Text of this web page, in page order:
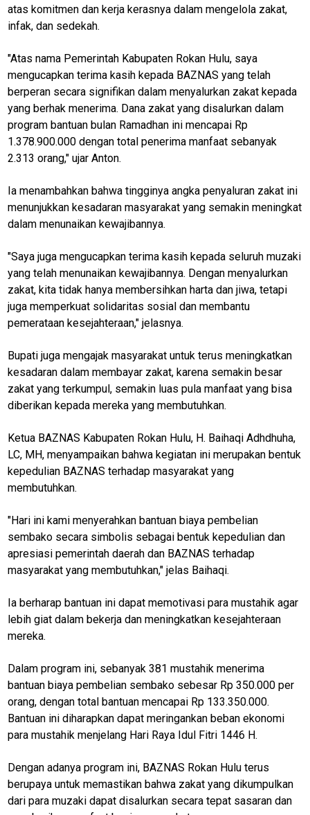
atas komitmen dan kerja kerasnya dalam mengelola zakat,
infak, dan sedekah.
"Atas nama Pemerintah Kabupaten Rokan Hulu, saya
mengucapkan terima kasih kepada BAZNAS yang telah
berperan secara signifikan dalam menyalurkan zakat kepada
yang berhak menerima. Dana zakat yang disalurkan dalam
program bantuan bulan Ramadhan ini mencapai Rp
1.378.900.000 dengan total penerima manfaat sebanyak
2.313 orang," ujar Anton.
Ia menambahkan bahwa tingginya angka penyaluran zakat ini
menunjukkan kesadaran masyarakat yang semakin meningkat
dalam menunaikan kewajibannya.
"Saya juga mengucapkan terima kasih kepada seluruh muzaki
yang telah menunaikan kewajibannya. Dengan menyalurkan
zakat, kita tidak hanya membersihkan harta dan jiwa, tetapi
juga memperkuat solidaritas sosial dan membantu
pemerataan kesejahteraan," jelasnya.
Bupati juga mengajak masyarakat untuk terus meningkatkan
kesadaran dalam membayar zakat, karena semakin besar
zakat yang terkumpul, semakin luas pula manfaat yang bisa
diberikan kepada mereka yang membutuhkan.
Ketua BAZNAS Kabupaten Rokan Hulu, H. Baihaqi Adhdhuha,
LC, MH, menyampaikan bahwa kegiatan ini merupakan bentuk
kepedulian BAZNAS terhadap masyarakat yang
membutuhkan.
"Hari ini kami menyerahkan bantuan biaya pembelian
sembako secara simbolis sebagai bentuk kepedulian dan
apresiasi pemerintah daerah dan BAZNAS terhadap
masyarakat yang membutuhkan," jelas Baihaqi.
Ia berharap bantuan ini dapat memotivasi para mustahik agar
lebih giat dalam bekerja dan meningkatkan kesejahteraan
mereka.
Dalam program ini, sebanyak 381 mustahik menerima
bantuan biaya pembelian sembako sebesar Rp 350.000 per
orang, dengan total bantuan mencapai Rp 133.350.000.
Bantuan ini diharapkan dapat meringankan beban ekonomi
para mustahik menjelang Hari Raya Idul Fitri 1446 H.
Dengan adanya program ini, BAZNAS Rokan Hulu terus
berupaya untuk memastikan bahwa zakat yang dikumpulkan
dari para muzaki dapat disalurkan secara tepat sasaran dan
M
N
Home
kabupaten
rokan hulu
W
Guide
Money
Liputan
Real
Gadget
Guide
Food
Lifestyle
SourceCode
Otomotif
infotorial
Tutor
Theme
Sains